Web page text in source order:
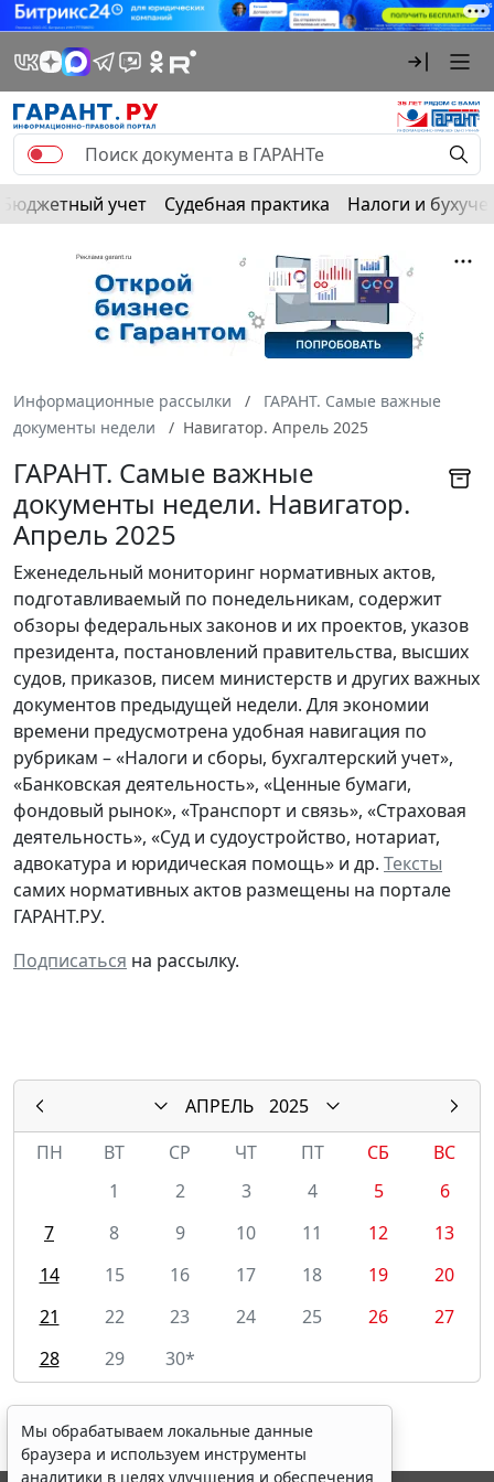
Бюджетный учет Судебная практика Налоги и
Информационные рассылки
ГАРАНТ. Самые важные
документы недели
Навигатор. Апрель 2025
ГАРАНТ. Самые важные
документы недели. Навигатор.
Апрель 2025
Еженедельный мониторинг нормативных актов,
подготавливаемый по понедельникам, содержит
обзоры федеральных законов и их проектов, указов
президента, постановлений правительства, высших
судов, приказов, писем министерств и других важных
документов предыдущей недели. Для экономии
времени предусмотрена удобная навигация по
рубрикам – «Налоги и сборы, бухгалтерский учет»,
«Банковская деятельность», «Ценные бумаги,
фондовый рынок», «Транспорт и связь», «Страховая
деятельность», «Суд и судоустройство, нотариат,
адвокатура и юридическая помощь» и др. Тексты
самих нормативных актов размещены на портале
ГАРАНТ.РУ.
Подписаться на рассылку.
АПРЕЛЬ
2025
ПН
ВТ СР ЧТ ПТ СБ
ВС
1
2 3 4 5
6
7
8 9 10 11 12
13
14
15 16 17 18 19
20
21
22 23 24 25 26
27
28
29 30*
Мы обрабатываем локальные данные
браузера и используем инструменты
аналитики в целях улучшения и обеспечения